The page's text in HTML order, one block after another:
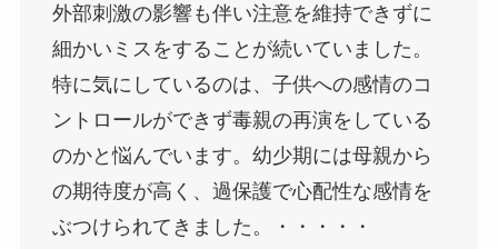
外部刺激の影響も伴い注意を維持できずに
細かいミスをすることが続いていました。
特に気にしているのは、子供への感情のコ
ントロールができず毒親の再演をしている
のかと悩んでいます。幼少期には母親から
の期待度が高く、過保護で心配性な感情を
ぶつけられてきました。・・・・・